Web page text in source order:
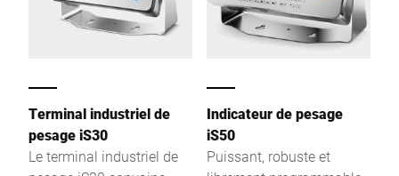
livraison, documentation
et inventaire. Il est facile à
de signalisation par DEL -
un des nombreux atouts
Terminal industriel de
pesage iS30
Le terminal industriel de
Indicateur de pesage
iS50
Puissant, robuste et